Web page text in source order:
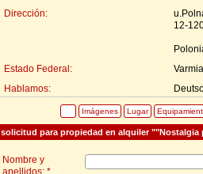
Dirección:
12-
Estado Federal:
Hablamos:
Imágenes Lugar
solicitud para propiedad en alquiler
Nombre y
apellidos: *